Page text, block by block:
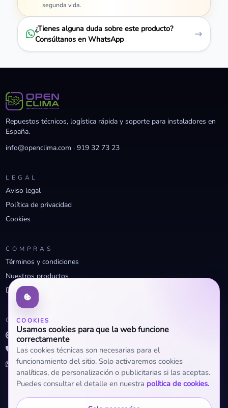
segunda vida.
¿Tienes alguna duda sobre este producto?
Consúltanos en WhatsApp
COOKIES
Usamos cookies para que la web funcione
correctamente
Las cookies técnicas son necesarias para el
funcionamiento del sitio. Solo activaremos cookies
analíticas, de personalización o publicitarias si las aceptas.
Puedes consultar el detalle en nuestra política de cookies.
Repuestos técnicos, logística rápida y soporte para instaladores en
España.
info@openclima.com ·919 32 73 23
LEGAL
Aviso legal
Política de privacidad
Cookies
COMPRAS
Términos y condiciones
Nuestros productos
Descuentos profesionales
CONTACTO
info@openclima.com
919 32 73 23
+34 623 56 04 93 (WhatsApp)